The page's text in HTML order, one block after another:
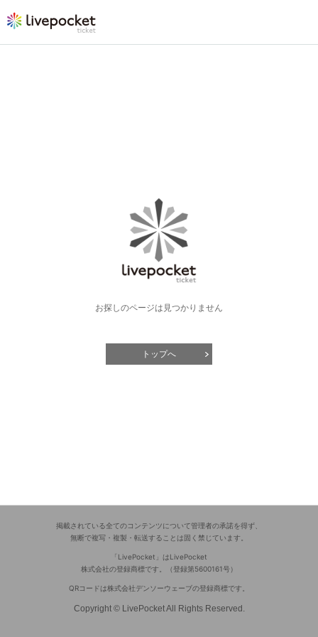
お探しのページは見つかりません
トップへ
掲載されている全てのコンテンツについて管理者の承諾を得ず、
無断で複写・複製・転送することは固く禁じています。
「LivePocket」はLivePocket
株式会社の登録商標です。（登録第5600161号）
QRコードは株式会社デンソーウェーブの登録商標です。
Copyright © LivePocket All Rights Reserved.